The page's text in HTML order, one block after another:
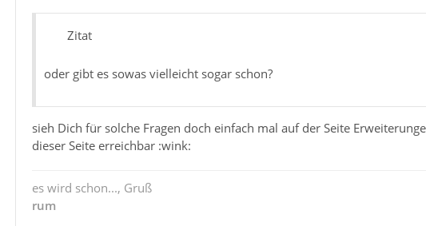
Zitat
oder gibt es sowas vielleicht sogar schon?
sieh Dich für solche Fragen doch einfach mal auf der Seite
dieser Seite erreichbar :wink:
es wird schon..., Gruß
rum